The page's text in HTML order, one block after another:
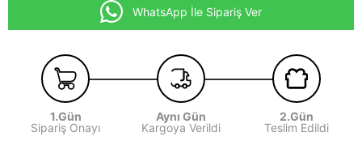
WhatsApp İle Sipariş Ver
1.Gün
Sipariş Onayı
Aynı Gün
Kargoya Verildi
2.Gün
Teslim Edildi